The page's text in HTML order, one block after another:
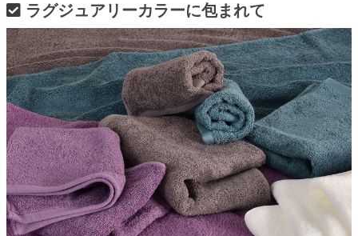
ラグジュアリーカラーに包まれて